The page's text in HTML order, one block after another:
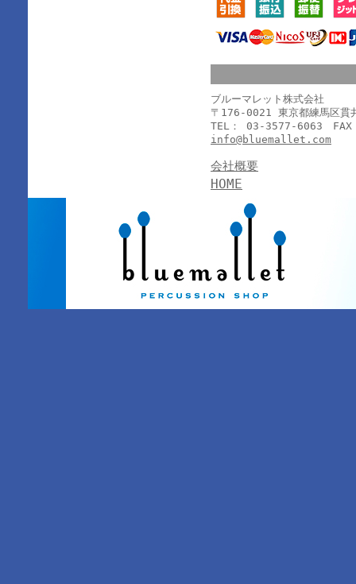
ブルーマレット株式会社
〒176-0021 東京都練馬区貫
TEL： 03-3577-6063
info@bluemallet.com
会社概要
HOME